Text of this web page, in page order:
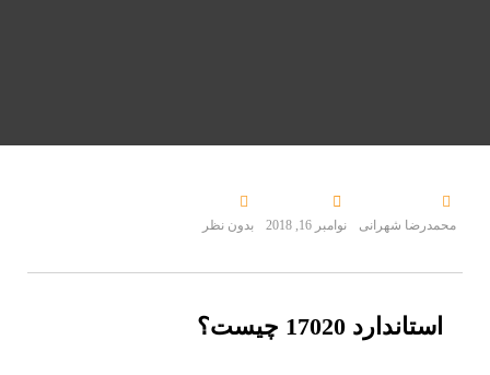
محمدرضا شهرانی نوامبر 16, 2018 بدون نظر
استاندارد 17020 چیست؟